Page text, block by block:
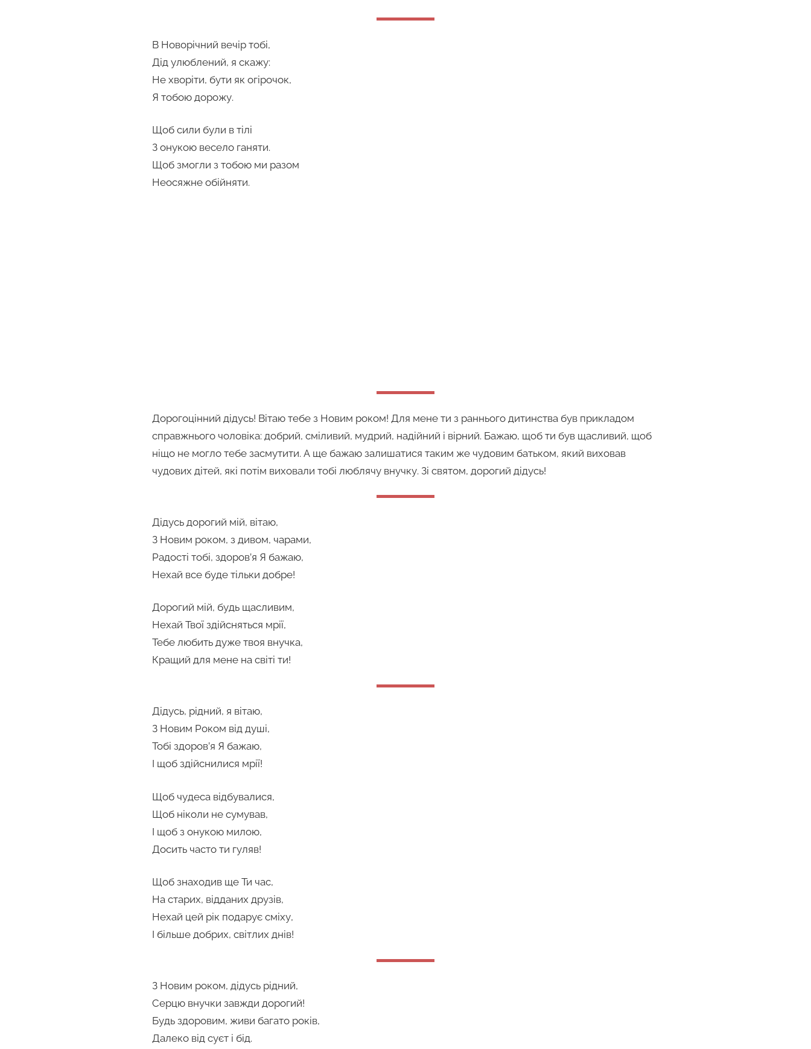
В Новорічний вечір тобі,
Дід улюблений, я скажу:
Не хворіти, бути як огірочок,
Я тобою дорожу.
Щоб сили були в тілі
З онукою весело ганяти.
Щоб змогли з тобою ми разом
Неосяжне обійняти.
Дорогоцінний дідусь! Вітаю тебе з Новим роком! Для мене ти з раннього дитинства був прикладом
справжнього чоловіка: добрий, сміливий, мудрий, надійний і вірний. Бажаю, щоб ти був щасливий, щоб
ніщо не могло тебе засмутити. А ще бажаю залишатися таким же чудовим батьком, який виховав
чудових дітей, які потім виховали тобі люблячу внучку. Зі святом, дорогий дідусь!
Дідусь дорогий мій, вітаю,
З Новим роком, з дивом, чарами,
Радості тобі, здоров’я Я бажаю,
Нехай все буде тільки добре!
Дорогий мій, будь щасливим,
Нехай Твої здійсняться мрії,
Тебе любить дуже твоя внучка,
Кращий для мене на світі ти!
Дідусь, рідний, я вітаю,
З Новим Роком від душі,
Тобі здоров’я Я бажаю,
І щоб здійснилися мрії!
Щоб чудеса відбувалися,
Щоб ніколи не сумував,
І щоб з онукою милою,
Досить часто ти гуляв!
Щоб знаходив ще Ти час,
На старих, відданих друзів,
Нехай цей рік подарує сміху,
І більше добрих, світлих днів!
З Новим роком, дідусь рідний,
Серцю внучки завжди дорогий!
Будь здоровим, живи багато років,
Далеко від суєт і бід.